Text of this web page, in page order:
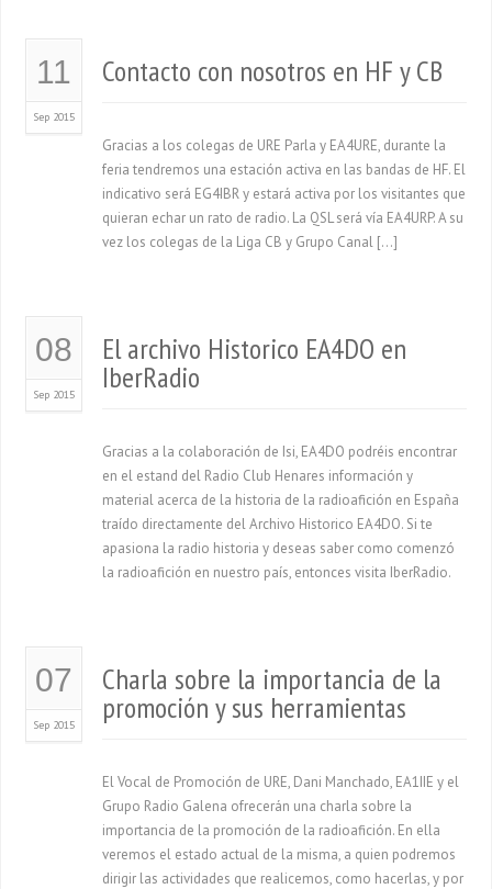
11
Sep 2015
Contacto con nosotros en HF y CB
Gracias a los colegas de URE Parla y EA4URE, durante la
feria tendremos una estación activa en las bandas de HF. El
indicativo será EG4IBR y estará activa por los visitantes que
quieran echar un rato de radio. La QSL será vía EA4URP. A su
vez los colegas de la Liga CB y Grupo Canal […]
08
Sep 2015
El archivo Historico EA4DO en
IberRadio
Gracias a la colaboración de Isi, EA4DO podréis encontrar
en el estand del Radio Club Henares información y
material acerca de la historia de la radioafición en España
traído directamente del Archivo Historico EA4DO. Si te
apasiona la radio historia y deseas saber como comenzó
la radioafición en nuestro país, entonces visita IberRadio.
07
Sep 2015
Charla sobre la importancia de la
promoción y sus herramientas
El Vocal de Promoción de URE, Dani Manchado, EA1IIE y el
Grupo Radio Galena ofrecerán una charla sobre la
importancia de la promoción de la radioafición. En ella
veremos el estado actual de la misma, a quien podremos
dirigir las actividades que realicemos, como hacerlas, y por